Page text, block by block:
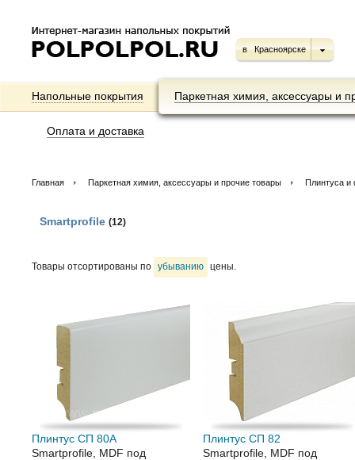
в Красноярске
Напольные покрытия Паркетная химия, аксессуары и
Оплата и доставка
Главная Паркетная химия, аксессуары и прочие товары Плинтуса и
Smartprofile (12)
Товары отсортированы по убыванию цены.
Плинтус СП 80А
Smartprofile, MDF под
Плинтус СП 82
Smartprofile, MDF под